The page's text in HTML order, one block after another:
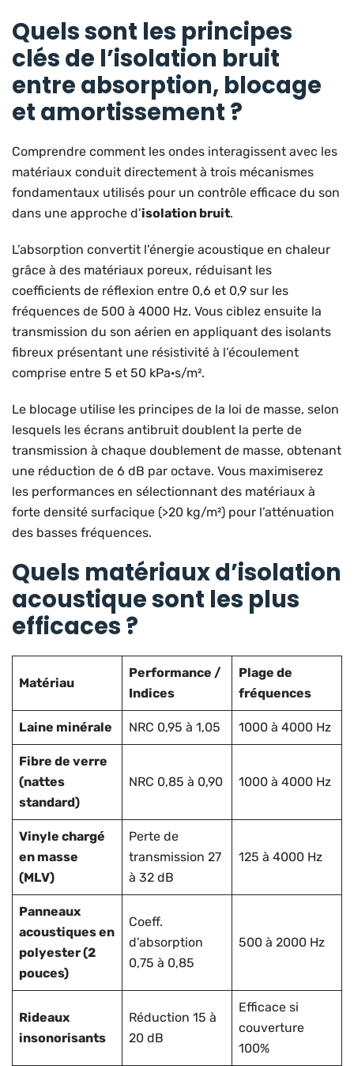
Quels sont les principes
clés de l’isolation bruit
entre absorption, blocage
et amortissement ?
Comprendre comment les ondes interagissent avec les
matériaux conduit directement à trois mécanismes
fondamentaux utilisés pour un contrôle efficace du son
dans une approche d’isolation bruit.
L’absorption convertit l’énergie acoustique en chaleur
grâce à des matériaux poreux, réduisant les
coefficients de réflexion entre 0,6 et 0,9 sur les
fréquences de 500 à 4000 Hz. Vous ciblez ensuite la
transmission du son aérien en appliquant des isolants
fibreux présentant une résistivité à l’écoulement
comprise entre 5 et 50 kPa·s/m².
Le blocage utilise les principes de la loi de masse, selon
lesquels les écrans antibruit doublent la perte de
transmission à chaque doublement de masse, obtenant
une réduction de 6 dB par octave. Vous maximiserez
les performances en sélectionnant des matériaux à
forte densité surfacique (>20 kg/m²) pour l’atténuation
des basses fréquences.
Quels matériaux d’isolation
acoustique sont les plus
efficaces ?
Matériau
Performance /
Indices
Plage de
fréquences
Laine minérale NRC 0,95 à 1,05 1000 à 4000 Hz
Fibre de verre
(nattes
standard)
NRC 0,85 à 0,90 1000 à 4000 Hz
Vinyle chargé
en masse
(MLV)
Perte de
transmission 27
à 32 dB
125 à 4000 Hz
Panneaux
acoustiques en
polyester (2
pouces)
Coeff.
d’absorption
0,75 à 0,85
500 à 2000 Hz
Rideaux
insonorisants
Réduction 15 à
20 dB
Efficace si
couverture
100%